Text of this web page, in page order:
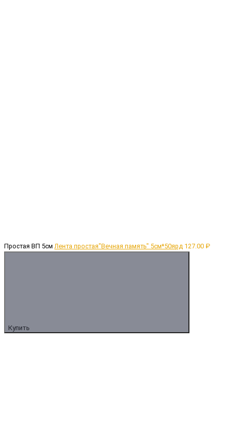
Простая ВП 5cм Лента простая"Вечная память" 5cм*50ярд 127.00 ₽
Купить